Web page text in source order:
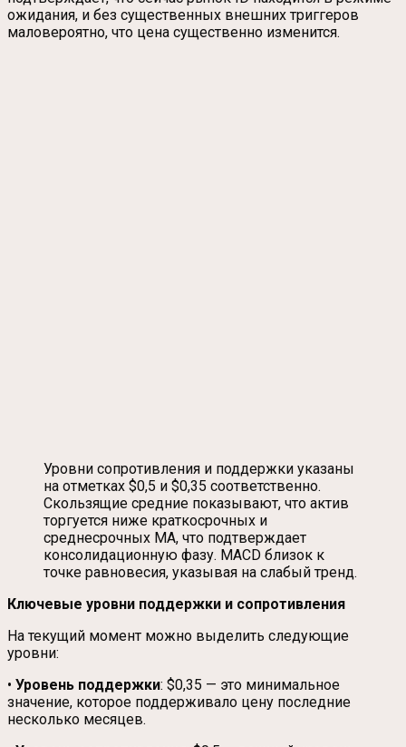
ожидания, и без существенных внешних триггеров
маловероятно, что цена существенно изменится.
Уровни сопротивления и поддержки указаны
на отметках $0,5 и $0,35 соответственно.
Скользящие средние показывают, что актив
торгуется ниже краткосрочных и
среднесрочных MА, что подтверждает
консолидационную фазу. MACD близок к
точке равновесия, указывая на слабый тренд.
Ключевые уровни поддержки и сопротивления
На текущий момент можно выделить следующие
уровни:
• Уровень поддержки: $0,35 — это минимальное
значение, которое поддерживало цену последние
несколько месяцев.